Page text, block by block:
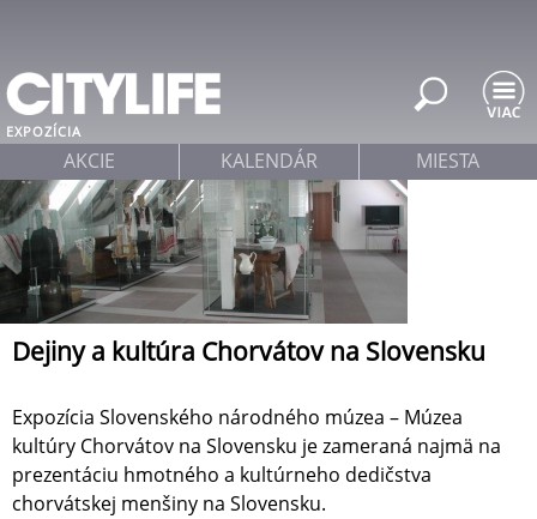
EXPOZÍCIA
Dejiny a kultúra Chorvátov na Slovensku
Expozícia Slovenského národného múzea – Múzea
kultúry Chorvátov na Slovensku je zameraná najmä na
prezentáciu hmotného a kultúrneho dedičstva
chorvátskej menšiny na Slovensku.
AKCIE KALENDÁR MIESTA